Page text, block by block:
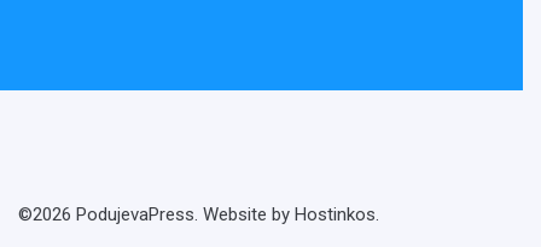
©2026 PodujevaPress. Website by Hostinkos.